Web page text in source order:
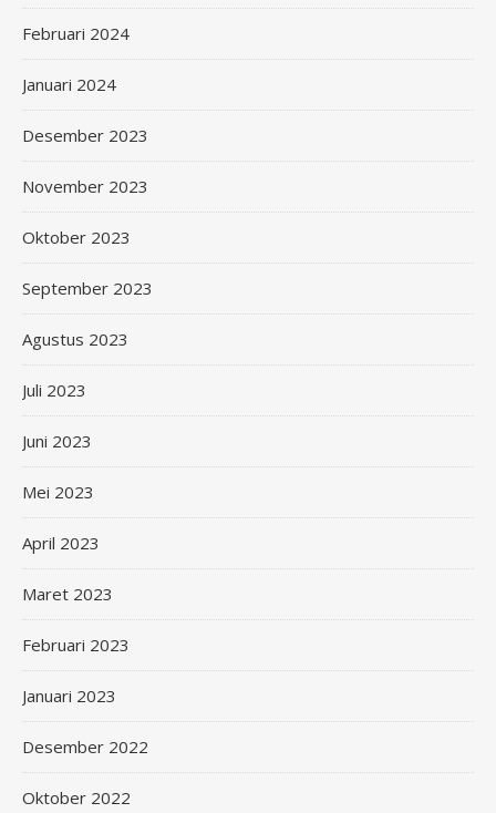
Februari 2024
Januari 2024
Desember 2023
November 2023
Oktober 2023
September 2023
Agustus 2023
Juli 2023
Juni 2023
Mei 2023
April 2023
Maret 2023
Februari 2023
Januari 2023
Desember 2022
Oktober 2022